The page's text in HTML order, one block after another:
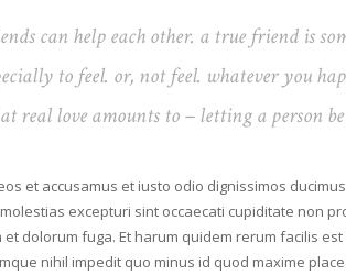
can help each other. a true friend is
to feel. or, not feel. whatever you
real love amounts to – letting a person
et accusamus et iusto odio dignissimos
excepturi sint occaecati cupiditate non
et dolorum fuga. Et harum quidem rerum facilis
nihil impedit quo minus id quod maxime